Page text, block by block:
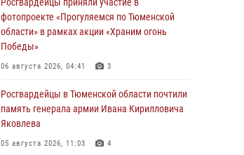
фотопроекте «Прогуляемся по Тюменской
области» в рамках акции «Храним огонь
Победы»
06 августа 2026, 04:41 3
Росгвардейцы в Тюменской области почтили
память генерала армии Ивана Кирилловича
Яковлева
05 августа 2026, 11:03 4